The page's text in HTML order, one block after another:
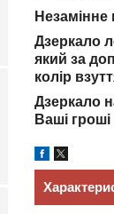
Незамінне
Дзеркало
який за
колір
Дзеркало
Ваші